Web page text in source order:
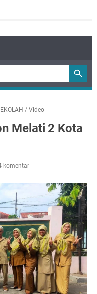
/ Video
Melati 2 Kota
komentar